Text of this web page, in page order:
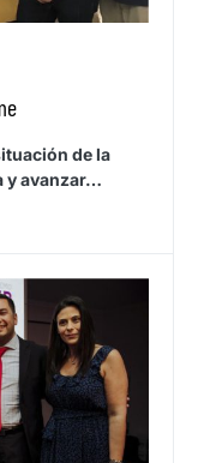
de la
y avanzar…